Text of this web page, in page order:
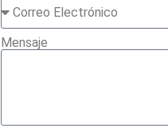
Mensaje